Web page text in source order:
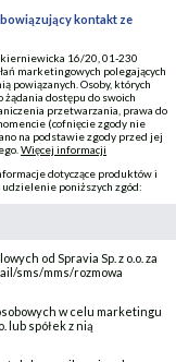
kontakt ze
16/20, 01-230
marketingowych polegających
powiązanych. Osoby, których
żądania dostępu do swoich
przetwarzania, prawa do
(cofnięcie zgody nie
na podstawie zgody przed jej
Więcej informacji
dotyczące produktów i
udzielenie poniższych zgód:
od Spravia Sp. z o.o. za
sms/mms/rozmowa
w celu marketingu
lub spółek z nią